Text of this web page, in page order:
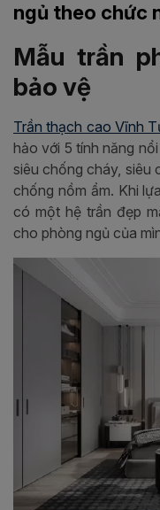
ngủ theo chức
Mẫu trần
bảo vệ
Trần thạch cao Vĩnh
hảo với 5 tính năng
siêu chống cháy, siêu
chống nồm ẩm. Khi
có một hệ trần đẹp
cho phòng ngủ của